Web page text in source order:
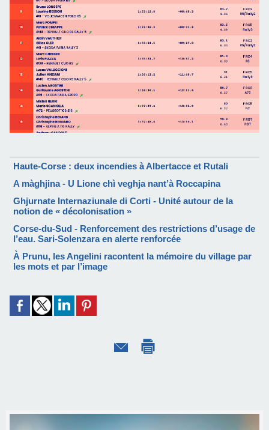
Haute-Corse : deux incendies à Albertacce et Rutali
A màghjina - U Lione chì veghja nant’à Roccapina
Ghjurnate Internaziunale di Corti - Unité autour de la
notion de « décolonisation »
Corse-du-Sud - Renforcement des restrictions d’usage de
l’eau. Sari-Solenzara en alerte renforcée
À Prunu, les Angelini racontent la mémoire du village par
les mots et par l’image